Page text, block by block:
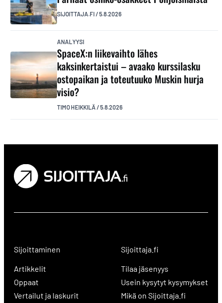
SIJOITTAJA.FI/5.8.2026
ANALYYSI
SpaceX:n liikevaihto lähes
kaksinkertaistui – avaako kurssilasku
ostopaikan ja toteutuuko Muskin hurja
visio?
TIMO HEIKKILÄ /5.8.2026
Sijoittaminen
Artikkelit
Oppaat
Vertailut ja laskurit
Sijoittaja.fi
Tilaa jäsenyys
Usein kysytyt kysymykset
Mikä on Sijoittaja.fi